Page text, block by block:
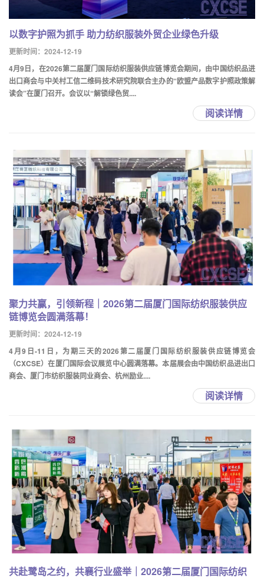
以数字护照为抓手 助力纺织服装外贸企业绿色升级
更新时间：2024-12-19
4月9日，在2026第二届厦门国际纺织服装供应链博览会期间，由中国纺织品进
出口商会与中关村工信二维码技术研究院联合主办的“欧盟产品数字护照政策解
读会”在厦门召开。会议以“解锁绿色贸....
阅读详情
聚力共赢，引领新程｜2026第二届厦门国际纺织服装供应
链博览会圆满落幕！
更新时间：2024-12-19
4月9日-11日，为期三天的2026第二届厦门国际纺织服装供应链博览会
（CXCSE）在厦门国际会议展览中心圆满落幕。本届展会由中国纺织品进出口
商会、厦门市纺织服装同业商会、杭州励业....
阅读详情
共赴鹭岛之约，共襄行业盛举｜2026第二届厦门国际纺织